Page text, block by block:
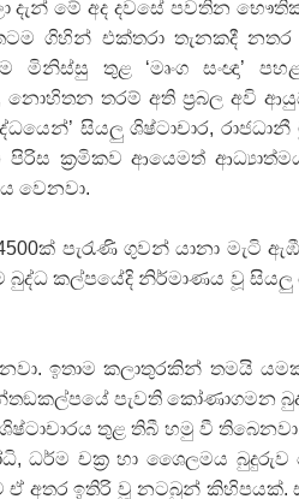
දැන් මේ අද දවසේ පවතින
ගිහින් එක්තරා තැනකදී
තුළ ‘මෘංග සංඥා’
නොහිතන තරම් අති ප්‍රබල අවි
සියලු ශිෂ්ටාචාර,
ක්‍රමිකව ආයෙමත්
වෙනවා.
පැරැණි ගුවන් යානා මැටි
බුද්ධ කල්පයේදි නිර්මාණය වූ සියලු
ඉතාම කලාතුරකින් තමයි
පැවති කෝණාගමන
තුළ තිබී හමු වී
ධර්ම චක්‍ර හා ශෛලමය
අතර ඉතිරි වූ නටබුන් කිහිපයක්.